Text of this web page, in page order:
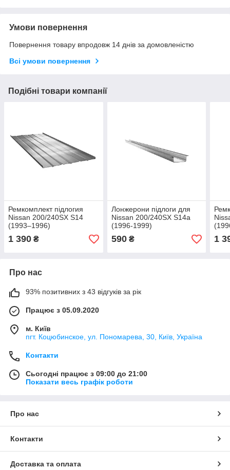
Умови повернення
Повернення товару впродовж 14 днів за домовленістю
Всі умови повернення
Подібні товари компанії
Ремкомплект підлогия
Nissan 200/240SX S14
(1993–1996)
1 390 ₴
Лонжерони підлоги для
Nissan 200/240SX S14a
(1996-1999)
590₴ 1
Про нас
93% позитивних з 43 відгуків за рік
Працює з 05.09.2020
м. Київ
пгт. Коцюбинское, ул. Пономарева, 30, Київ, Україна
Контакти
Сьогодні працює з 09:00 до 21:00
Показати весь графік роботи
Про нас
Контакти
Доставка та оплата